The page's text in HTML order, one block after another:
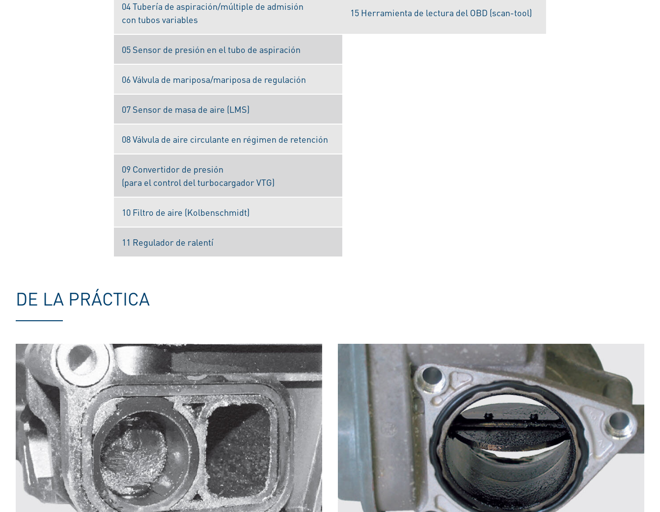
04 Tubería de aspiración/múltiple de admisión
con tubos variables
15 Herramienta de lectura del OBD (scan-tool)
05 Sensor de presión en el tubo de aspiración
06 Válvula de mariposa/mariposa de regulación
07 Sensor de masa de aire (LMS)
08 Válvula de aire circulante en régimen de retención
09 Convertidor de presión
(para el control del turbocargador VTG)
10 Filtro de aire (Kolbenschmidt)
11 Regulador de ralentí
DE LA PRÁCTICA